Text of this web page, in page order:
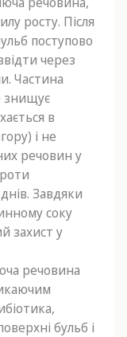
росту. Після
поступово
через
Частина
знищує
в
і не
речовин у
Завдяки
соку
захист у
речовина
бульб і